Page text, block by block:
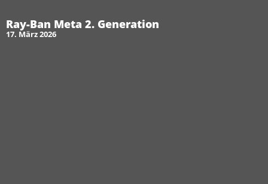
Ray-Ban Meta 2. Generation
17. März 2026